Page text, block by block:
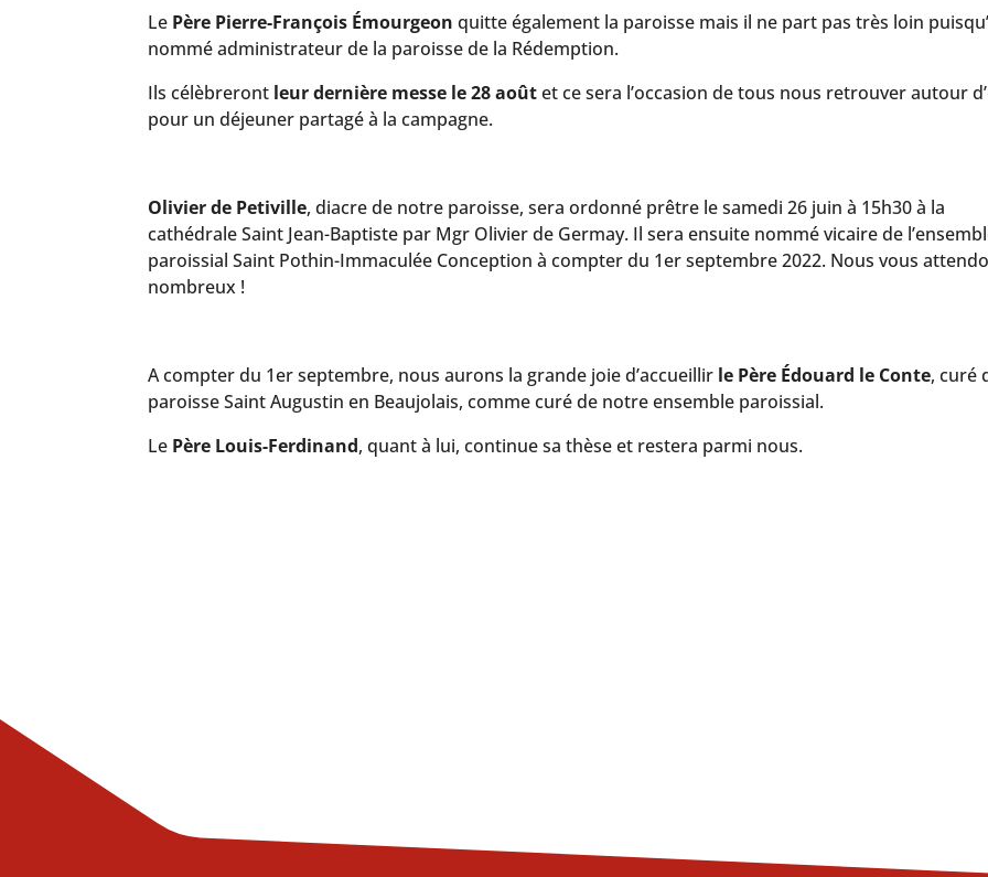
Le Père Pierre-François Émourgeon quitte également la paroisse mais il ne part pas très loin
nommé administrateur de la paroisse de la Rédemption.
Ils célèbreront leur dernière messe le 28 aoûtet ce sera l’occasion de tous nous retrouver autour
pour un déjeuner partagé à la campagne.
Olivier de Petiville, diacre de notre paroisse, sera ordonné prêtre le samedi 26 juin à 15h30 à la
cathédrale Saint Jean-Baptiste par Mgr Olivier de Germay. Il sera ensuite nommé vicaire de
paroissial Saint Pothin-Immaculée Conception à compter du 1er septembre 2022. Nous vous
nombreux !
A compter du 1er septembre, nous aurons la grande joie d’accueillir le Père Édouard le Conte, curé
paroisse Saint Augustin en Beaujolais, comme curé de notre ensemble paroissial.
Le Père Louis-Ferdinand, quant à lui, continue sa thèse et restera parmi nous.